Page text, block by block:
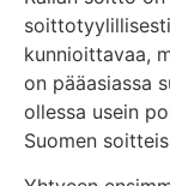
kunnioittavaa,
on pääasiassa
ollessa usein
Suomen